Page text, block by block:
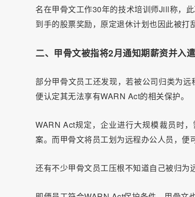
名在甲骨文工作30年的技术培训师Jill称，
到手的股票奖励，原定退休计划也因此被打
二、甲骨文被指将2月通知期薪资并入
部分甲骨文员工还发现，若被公司归类为
便认定其无法享有WARN Act的相关保护。
WARN Act规定，企业进行大规模裁员时
案。而甲骨文将员工划为远程办公人员，便
还有不少甲骨文员工压根不知道自己被归